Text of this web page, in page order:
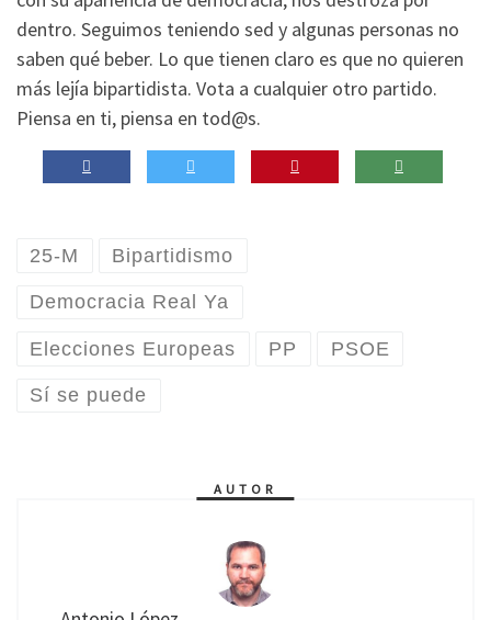
dentro. Seguimos teniendo sed y algunas personas no
saben qué beber. Lo que tienen claro es que no quieren
más lejía bipartidista. Vota a cualquier otro partido.
Piensa en ti, piensa en tod@s.
25-M Bipartidismo
Democracia Real Ya
Elecciones Europeas PP PSOE
Sí se puede
AUTOR